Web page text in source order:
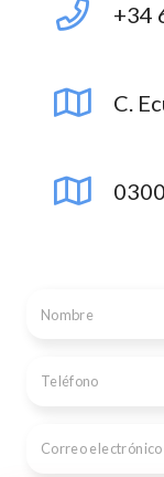
+34
C.